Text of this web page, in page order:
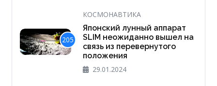
205
КОСМОНАВТИКА
Японский лунный аппарат
SLIM неожиданно вышел на
связь из перевернутого
положения
29.01.2024